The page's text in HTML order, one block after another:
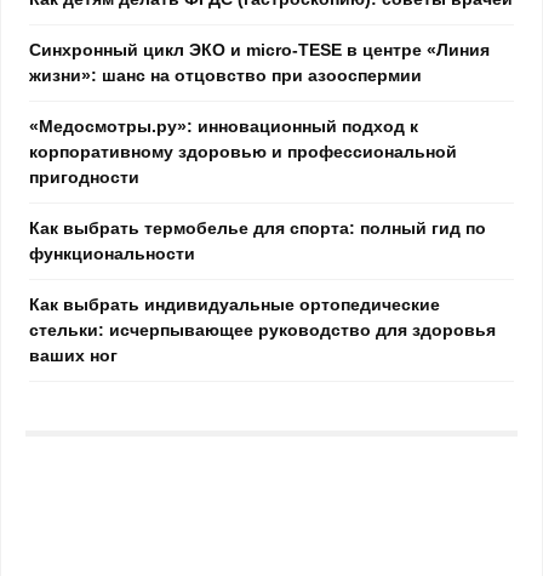
Синхронный цикл ЭКО и micro-TESE в центре «Линия
жизни»: шанс на отцовство при азооспермии
«Медосмотры.ру»: инновационный подход к
корпоративному здоровью и профессиональной
пригодности
Как выбрать термобелье для спорта: полный гид по
функциональности
Как выбрать индивидуальные ортопедические
стельки: исчерпывающее руководство для здоровья
ваших ног